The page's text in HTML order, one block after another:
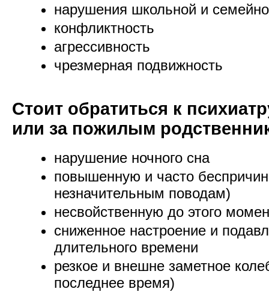
нарушения школьной и
конфликтность
агрессивность
чрезмерная подвижность
Стоит обратиться к
или за пожилым
нарушение ночного сна
повышенную и часто
незначительным поводам)
несвойственную до этого
сниженное настроение и
длительного времени
резкое и внешне заметное
последнее время)